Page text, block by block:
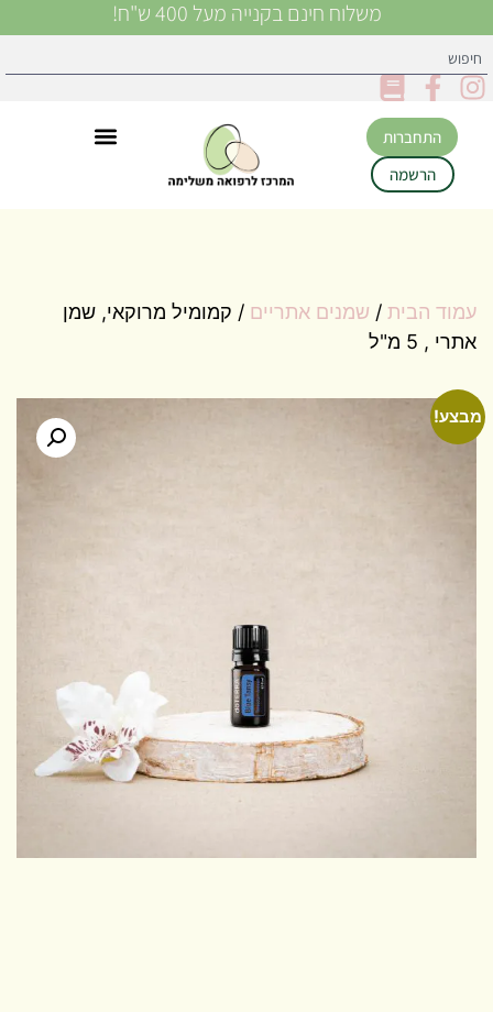
משלוח חינם בקנייה מעל 400 ש"ח!
התחברות
הרשמה
עמוד הבית / שמנים אתריים / קמומיל מרוקאי, שמן
אתרי , 5 מ"ל
מבצע!